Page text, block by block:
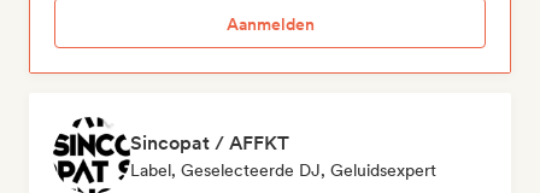
Aanmelden
Sincopat / AFFKT
Label, Geselecteerde DJ, Geluidsexpert